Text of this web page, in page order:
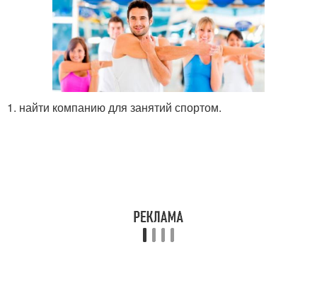
1. найти компанию для занятий спортом.